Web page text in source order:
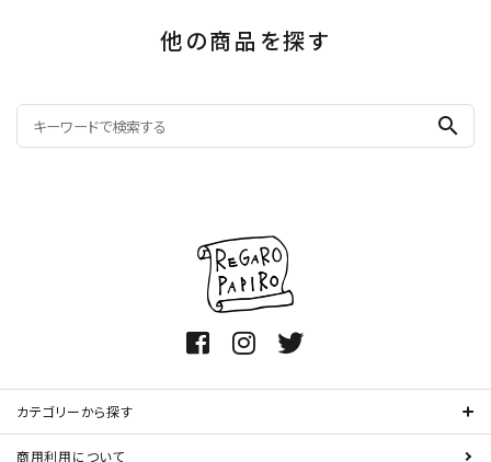
他の商品を探す
search
カテゴリーから探す
商用利用について